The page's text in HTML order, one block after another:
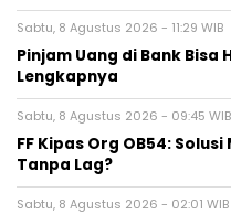
Sabtu, 8 Agustus 2026 - 11:29 WIB
Pinjam Uang di Bank Bisa
Lengkapnya
Sabtu, 8 Agustus 2026 - 09:45 WIB
FF Kipas Org OB54:
Tanpa Lag?
Sabtu, 8 Agustus 2026 - 02:01 WIB